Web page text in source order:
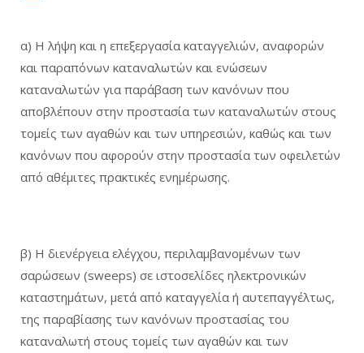
α) Η λήψη και η επεξεργασία καταγγελιών, αναφορών
και παραπόνων καταναλωτών και ενώσεων
καταναλωτών για παράβαση των κανόνων που
αποβλέπουν στην προστασία των καταναλωτών στους
τομείς των αγαθών και των υπηρεσιών, καθώς και των
κανόνων που αφορούν στην προστασία των οφειλετών
από αθέμιτες πρακτικές ενημέρωσης.
β) Η διενέργεια ελέγχου, περιλαμβανομένων των
σαρώσεων (sweeps) σε ιστοσελίδες ηλεκτρονικών
καταστημάτων, μετά από καταγγελία ή αυτεπαγγέλτως,
της παραβίασης των κανόνων προστασίας του
καταναλωτή στους τομείς των αγαθών και των